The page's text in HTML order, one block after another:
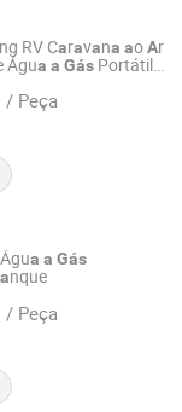
RV Caravana aoAr
Água a Gás Portátil
/ Peça
Ltd.
a a Gás
anque
/ Peça
Ltd.